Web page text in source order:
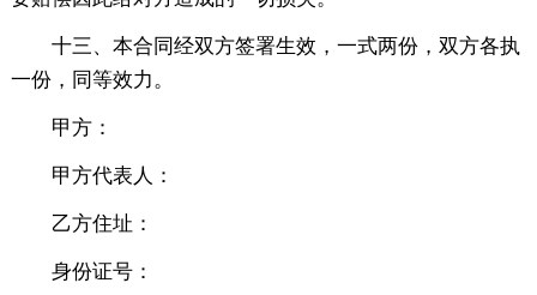
十三、本合同经双方签署生效，一式两份，双方各执
一份，同等效力。
甲方：
甲方代表人：
乙方住址：
身份证号：